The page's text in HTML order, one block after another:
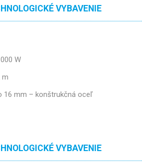
VYBAVENIE
W
m
16 mm – konštrukčná oceľ
VYBAVENIE